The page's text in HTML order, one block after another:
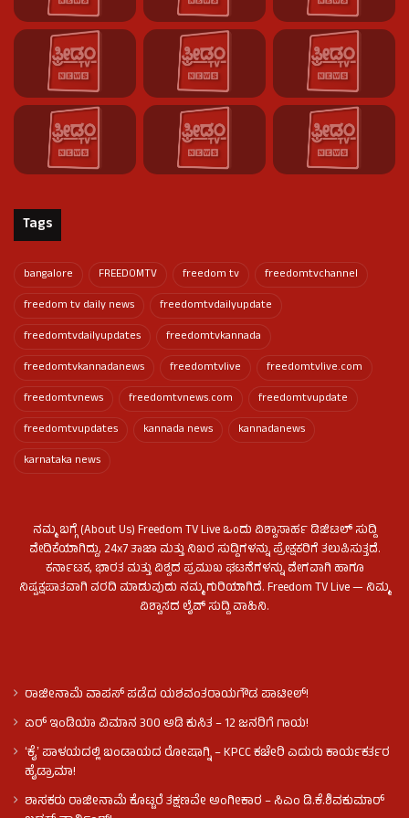
Tags
bangalore FREEDOMTV freedom tv
freedomtvchannel
freedom tv daily news
freedomtvdailyupdate
freedomtvdailyupdates
freedomtvkannada
freedomtvkannadanews
freedomtvlive
freedomtvlive.com
freedomtvnews
freedomtvnews.com
freedomtvupdate
freedomtvupdates
kannada news
kannadanews
karnataka news
ನಮ್ಮ ಬಗ್ಗೆ (About Us) Freedom TV Live ಒಂದು ವಿಶ್ವಾಸಾರ್ಹ ಡಿಜಿಟಲ್ ಸುದ್ದಿ
ವೇದಿಕೆಯಾಗಿದ್ದು, 24x7 ತಾಜಾ ಮತ್ತು ನಿಖರ ಸುದ್ದಿಗಳನ್ನು ಪ್ರೇಕ್ಷಕರಿಗೆ ತಲುಪಿಸುತ್ತದೆ.
ಕರ್ನಾಟಕ, ಭಾರತ ಮತ್ತು ವಿಶ್ವದ ಪ್ರಮುಖ ಘಟನೆಗಳನ್ನು ವೇಗವಾಗಿ ಹಾಗೂ
ನಿಷ್ಪಕ್ಷಪಾತವಾಗಿ ವರದಿ ಮಾಡುವುದು ನಮ್ಮ ಗುರಿಯಾಗಿದೆ. Freedom TV Live — ನಿಮ್ಮ
ವಿಶ್ವಾಸದ ಲೈವ್ ಸುದ್ದಿ ವಾಹಿನಿ.
ರಾಜೀನಾಮೆ ವಾಪಸ್ ಪಡೆದ ಯಶವಂತರಾಯಗೌಡ ಪಾಟೀಲ್‌!
ಏರ್ ಇಂಡಿಯಾ ವಿಮಾನ 300 ಅಡಿ ಕುಸಿತ – 12 ಜನರಿಗೆ ಗಾಯ!
ʻಕೈʼ​ ಪಾಳಯದಲ್ಲಿ ಬಂಡಾಯದ ರೋಷಾಗ್ನಿ – KPCC ಕಚೇರಿ ಎದುರು ಕಾರ್ಯಕರ್ತರ
ಹೈಡ್ರಾಮಾ!
ಶಾಸಕರು ರಾಜೀನಾಮೆ ಕೊಟ್ಟರೆ ತಕ್ಷಣವೇ ಅಂಗೀಕಾರ – ಸಿಎಂ ಡಿ.ಕೆ.ಶಿವಕುಮಾರ್